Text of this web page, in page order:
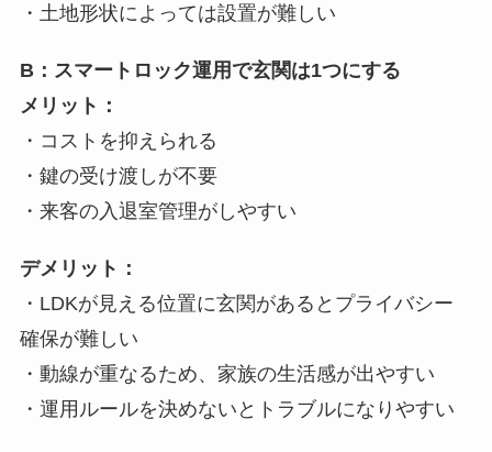
・土地形状によっては設置が難しい
B：スマートロック運用で玄関は1つにする
メリット：
・コストを抑えられる
・鍵の受け渡しが不要
・来客の入退室管理がしやすい
デメリット：
・LDKが見える位置に玄関があるとプライバシー
確保が難しい
・動線が重なるため、家族の生活感が出やすい
・運用ルールを決めないとトラブルになりやすい